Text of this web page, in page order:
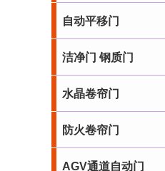
自动平移门
洁净门 钢质门
水晶卷帘门
防火卷帘门
AGV通道自动门